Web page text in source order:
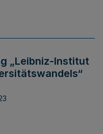
„Leibniz-Institut